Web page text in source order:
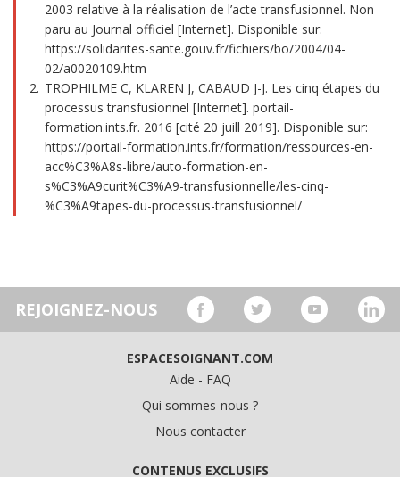
2003 relative à la réalisation de l’acte transfusionnel. Non
paru au Journal officiel [Internet]. Disponible sur:
https://solidarites-sante.gouv.fr/fichiers/bo/2004/04-
02/a0020109.htm
TROPHILME C, KLAREN J, CABAUD J-J. Les cinq étapes du
processus transfusionnel [Internet]. portail-
formation.ints.fr. 2016 [cité 20 juill 2019]. Disponible sur:
https://portail-formation.ints.fr/formation/ressources-en-
acc%C3%A8s-libre/auto-formation-en-
s%C3%A9curit%C3%A9-transfusionnelle/les-cinq-
%C3%A9tapes-du-processus-transfusionnel/
REJOIGNEZ-NOUS
ESPACESOIGNANT.COM
Aide - FAQ
Qui sommes-nous ?
Nous contacter
CONTENUS EXCLUSIFS